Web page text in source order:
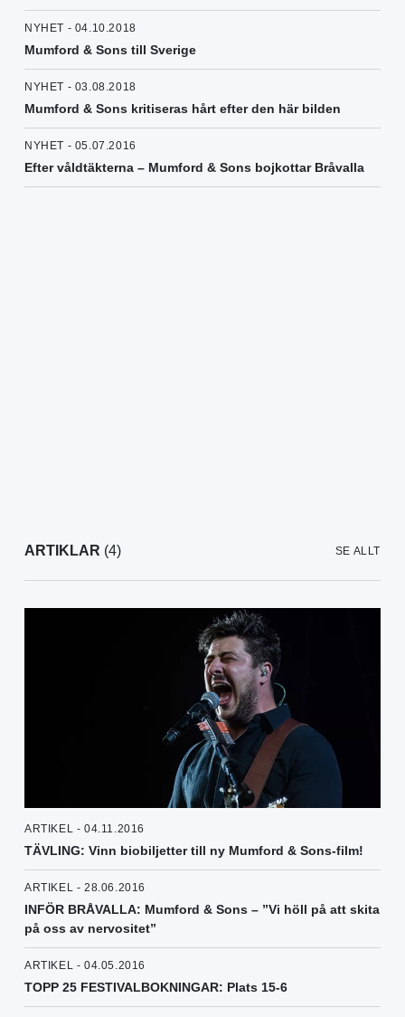
NYHET - 04.10.2018
Mumford & Sons till Sverige
NYHET - 03.08.2018
Mumford & Sons kritiseras hårt efter den här bilden
NYHET - 05.07.2016
Efter våldtäkterna – Mumford & Sons bojkottar Bråvalla
ARTIKLAR (4) SE ALLT
ARTIKEL - 04.11.2016
TÄVLING: Vinn biobiljetter till ny Mumford & Sons-film!
ARTIKEL - 28.06.2016
INFÖR BRÅVALLA: Mumford & Sons – ”Vi höll på att skita
på oss av nervositet”
ARTIKEL - 04.05.2016
TOPP 25 FESTIVALBOKNINGAR: Plats 15-6